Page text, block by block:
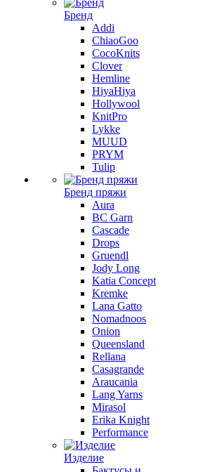
Бренд
Addi
ChiaoGoo
CocoKnits
Clover
Hemline
HiyaHiya
Hollywool
KnitPro
Lykke
MUUD
PRYM
Tulip
Бренд пряжи
Aura
BC Garn
Cascade
Drops
Gruendl
Jody Long
Katia Concept
Kremke
Lana Gatto
Nomadnoos
Onion
Queensland
Rellana
Casagrande
Araucania
Lang Yarns
Mirasol
Erika Knight
Performance
Изделие